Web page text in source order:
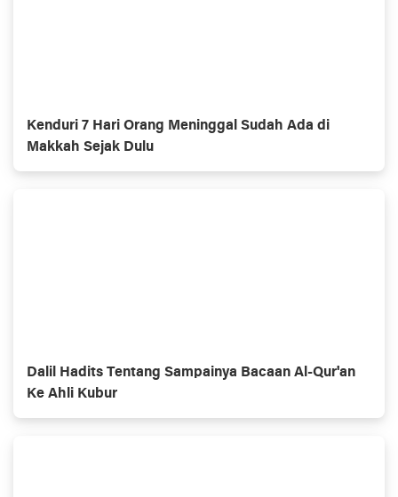
Kenduri 7 Hari Orang Meninggal Sudah Ada di
Makkah Sejak Dulu
Dalil Hadits Tentang Sampainya Bacaan Al-Qur'an
Ke Ahli Kubur